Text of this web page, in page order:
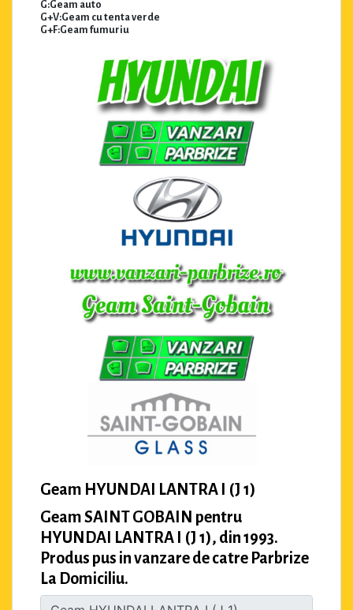
G:Geam auto
G+V:Geam cu tenta verde
G+F:Geam fumuriu
Geam HYUNDAI LANTRA I (J 1)
Geam SAINT GOBAIN pentru
HYUNDAI LANTRA I (J 1), din 1993.
Produs pus in vanzare de catre Parbrize
La Domiciliu.